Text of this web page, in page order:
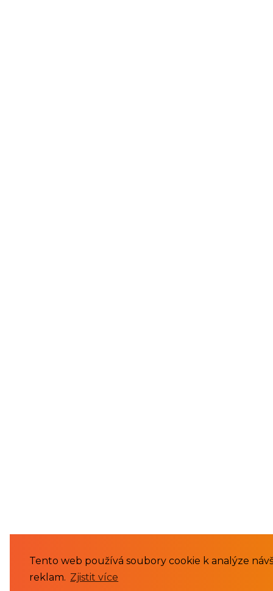
Tento web používá soubory cookie k analýze
reklam. Zjistit více